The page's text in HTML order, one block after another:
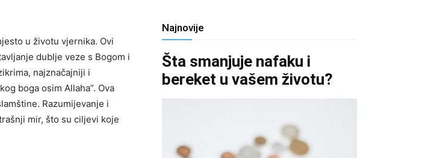
u životu vjernika. Ovi
dublje veze s Bogom i
najznačajniji i
boga osim Allaha”. Ova
Razumijevanje i
mir, što su ciljevi koje
Najnovije
Šta smanjuje nafaku i
bereket u vašem životu?